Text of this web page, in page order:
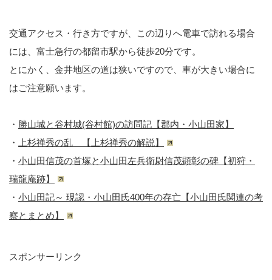
交通アクセス・行き方ですが、この辺りへ電車で訪れる場合
には、富士急行の都留市駅から徒歩20分です。
とにかく、金井地区の道は狭いですので、車が大きい場合に
はご注意願います。
・ 勝山城と谷村城(谷村館)の訪問記【郡内・小山田家】
・
上杉禅秀の乱 【上杉禅秀の解説】
・ 小山田信茂の首塚と小山田左兵衛尉信茂顕彰の碑【初狩・
瑞龍庵跡】
・ 小山田記～ 現認・小山田氏400年の存亡【小山田氏関連の考
察とまとめ】
スポンサーリンク